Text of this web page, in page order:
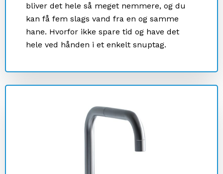
bliver det hele så meget nemmere, og du
kan få fem slags vand fra en og samme
hane. Hvorfor ikke spare tid og have det
hele ved hånden i et enkelt snuptag.